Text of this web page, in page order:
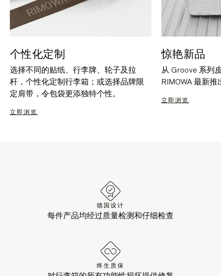
个性化定制
选择不同的贴纸、行李牌、轮子及拉
杆，个性化定制行李箱；或选择品牌限
定肩带，令包袋更添独特个性。
立即浏览
惊艳新品
从 Groove 系列
RIMOWA 最新
立即浏览
德国设计
每件产品均经过质量检测和仔细检查
终生质保